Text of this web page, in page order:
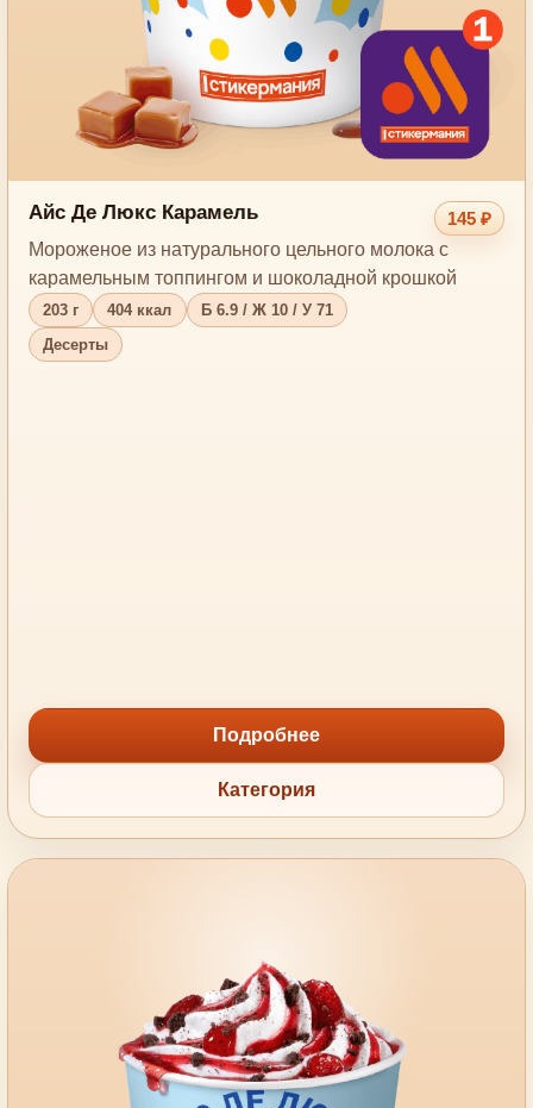
Айс Де Люкс Карамель
145 ₽
Мороженое из натурального цельного молока с
карамельным топпингом и шоколадной крошкой
203 г 404 ккал
Б 6.9 / Ж 10 / У 71
Десерты
Подробнее
Категория